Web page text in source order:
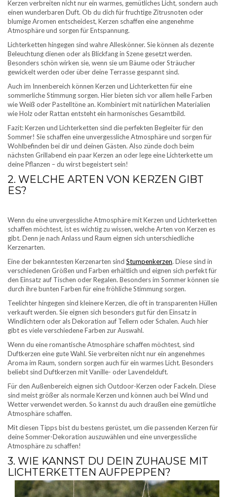
Kerzen verbreiten nicht nur ein warmes, gemütliches Licht, sondern auch
einen wunderbaren Duft. Ob du dich für fruchtige Zitrusnoten oder
blumige Aromen entscheidest, Kerzen schaffen eine angenehme
Atmosphäre und sorgen für Entspannung.
Lichterketten hingegen sind wahre Alleskönner. Sie können als dezente
Beleuchtung dienen oder als Blickfang in Szene gesetzt werden.
Besonders schön wirken sie, wenn sie um Bäume oder Sträucher
gewickelt werden oder über deine Terrasse gespannt sind.
Auch im Innenbereich können Kerzen und Lichterketten für eine
sommerliche Stimmung sorgen. Hier bieten sich vor allem helle Farben
wie Weiß oder Pastelltöne an. Kombiniert mit natürlichen Materialien
wie Holz oder Rattan entsteht ein harmonisches Gesamtbild.
Fazit: Kerzen und Lichterketten sind die perfekten Begleiter für den
Sommer! Sie schaffen eine unvergessliche Atmosphäre und sorgen für
Wohlbefinden bei dir und deinen Gästen. Also zünde doch beim
nächsten Grillabend ein paar Kerzen an oder lege eine Lichterkette um
deine Pflanzen – du wirst begeistert sein!
2. WELCHE ARTEN VON KERZEN GIBT
ES?
Wenn du eine unvergessliche Atmosphäre mit Kerzen und Lichterketten
schaffen möchtest, ist es wichtig zu wissen, welche Arten von Kerzen es
gibt. Denn je nach Anlass und Raum eignen sich unterschiedliche
Kerzenarten.
Eine der bekanntesten Kerzenarten sind Stumpenkerzen. Diese sind in
verschiedenen Größen und Farben erhältlich und eignen sich perfekt für
den Einsatz auf Tischen oder Regalen. Besonders im Sommer können sie
durch ihre bunten Farben für eine fröhliche Stimmung sorgen.
Teelichter hingegen sind kleinere Kerzen, die oft in transparenten Hüllen
verkauft werden. Sie eignen sich besonders gut für den Einsatz in
Windlichtern oder als Dekoration auf Tellern oder Schalen. Auch hier
gibt es viele verschiedene Farben zur Auswahl.
Wenn du eine romantische Atmosphäre schaffen möchtest, sind
Duftkerzen eine gute Wahl. Sie verbreiten nicht nur ein angenehmes
Aroma im Raum, sondern sorgen auch für ein warmes Licht. Besonders
beliebt sind Duftkerzen mit Vanille- oder Lavendelduft.
Für den Außenbereich eignen sich Outdoor-Kerzen oder Fackeln. Diese
sind meist größer als normale Kerzen und können auch bei Wind und
Wetter verwendet werden. So kannst du auch draußen eine gemütliche
Atmosphäre schaffen.
Mit diesen Tipps bist du bestens gerüstet, um die passenden Kerzen für
deine Sommer-Dekoration auszuwählen und eine unvergessliche
Atmosphäre zu schaffen!
3. WIE KANNST DU DEIN ZUHAUSE MIT
LICHTERKETTEN AUFPEPPEN?